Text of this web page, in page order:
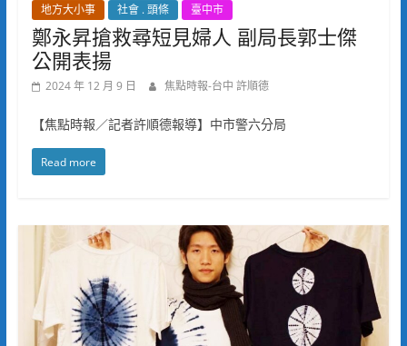
地方大小事 社會 . 頭條 臺中市
鄭永昇搶救尋短見婦人 副局長郭士傑
公開表揚
2024 年 12 月 9 日 焦點時報-台中 許順德
【焦點時報／記者許順德報導】中市警六分局
Read more